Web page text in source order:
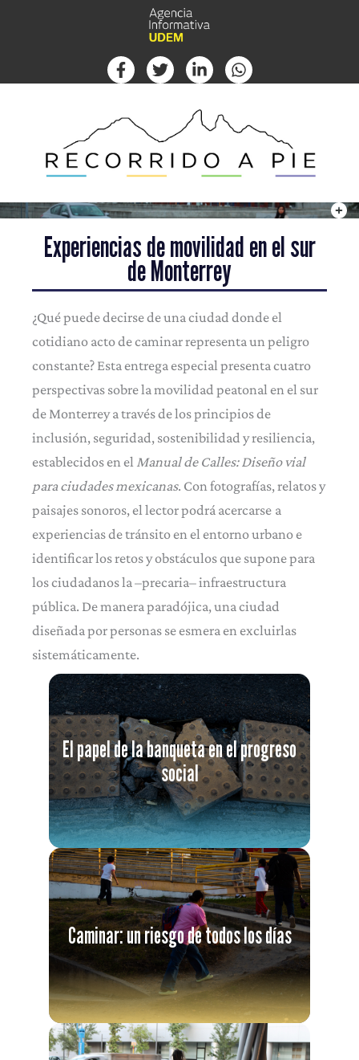
Experiencias de movilidad en el sur
de Monterrey
¿Qué puede decirse de una ciudad donde el
cotidiano acto de caminar representa un peligro
constante? Esta entrega especial presenta cuatro
perspectivas sobre la movilidad peatonal en el sur
de Monterrey a través de los principios de
inclusión, seguridad, sostenibilidad y resiliencia,
establecidos en el Manual de Calles: Diseño vial
para ciudades mexicanas. Con fotografías, relatos y
paisajes sonoros, el lector podrá acercarse a
experiencias de tránsito en el entorno urbano e
identificar los retos y obstáculos que supone para
los ciudadanos la –precaria– infraestructura
pública. De manera paradójica, una ciudad
diseñada por personas se esmera en excluirlas
sistemáticamente.
El papel de la banqueta en el progreso
social
Caminar: un riesgo de todos los días